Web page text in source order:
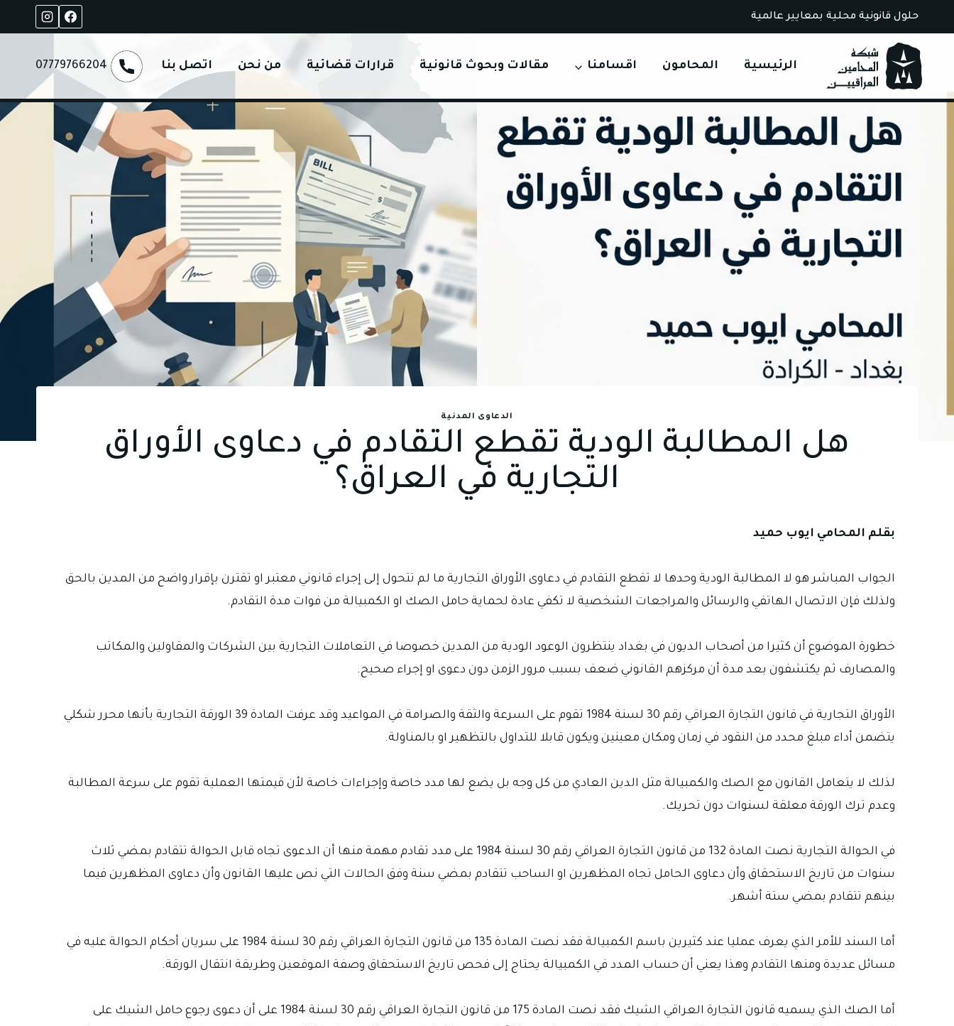
to
content
حلول قانونية محلية بمعايير عالمية
الرئيسية المحامون اقسامنا مقالات وبحوث قانونية قرارات قضائية من نحن اتصل بنا 07779766204
الدعاوى المدنية
هل المطالبة الودية تقطع التقادم في دعاوى الأوراق
التجارية في العراق؟
بقلم المحامي ايوب حميد
الجواب المباشر هو لا المطالبة الودية وحدها لا تقطع التقادم في دعاوى الأوراق التجارية ما لم تتحول إلى إجراء قانوني معتبر او تقترن بإقرار واضح من المدين بالحق
ولذلك فإن الاتصال الهاتفي والرسائل والمراجعات الشخصية لا تكفي عادة لحماية حامل الصك او الكمبيالة من فوات مدة التقادم.
خطورة الموضوع أن كثيرا من أصحاب الديون في بغداد ينتظرون الوعود الودية من المدين خصوصا في التعاملات التجارية بين الشركات والمقاولين والمكاتب
والمصارف ثم يكتشفون بعد مدة أن مركزهم القانوني ضعف بسبب مرور الزمن دون دعوى او إجراء صحيح.
الأوراق التجارية في قانون التجارة العراقي رقم 30 لسنة 1984 تقوم على السرعة والثقة والصرامة في المواعيد وقد عرفت المادة 39 الورقة التجارية بأنها محرر شكلي
يتضمن أداء مبلغ محدد من النقود في زمان ومكان معينين ويكون قابلا للتداول بالتظهير او بالمناولة.
لذلك لا يتعامل القانون مع الصك والكمبيالة مثل الدين العادي من كل وجه بل يضع لها مدد خاصة وإجراءات خاصة لأن قيمتها العملية تقوم على سرعة المطالبة
وعدم ترك الورقة معلقة لسنوات دون تحريك.
في الحوالة التجارية نصت المادة 132 من قانون التجارة العراقي رقم 30 لسنة 1984 على مدد تقادم مهمة منها أن الدعوى تجاه قابل الحوالة تتقادم بمضي ثلاث
سنوات من تاريخ الاستحقاق وأن دعاوى الحامل تجاه المظهرين او الساحب تتقادم بمضي سنة وفق الحالات التي نص عليها القانون وأن دعاوى المظهرين فيما
بينهم تتقادم بمضي ستة أشهر.
أما السند للأمر الذي يعرف عمليا عند كثيرين باسم الكمبيالة فقد نصت المادة 135 من قانون التجارة العراقي رقم 30 لسنة 1984 على سريان أحكام الحوالة عليه في
مسائل عديدة ومنها التقادم وهذا يعني أن حساب المدد في الكمبيالة يحتاج إلى فحص تاريخ الاستحقاق وصفة الموقعين وطريقة انتقال الورقة.
أما الصك الذي يسميه قانون التجارة العراقي الشيك فقد نصت المادة 175 من قانون التجارة العراقي رقم 30 لسنة 1984 على أن دعوى رجوع حامل الشيك على